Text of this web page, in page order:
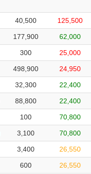
40,500 125,500
177,900 62,000
300 25,000
498,900 24,950
32,300 22,400
88,800 22,400
100 70,800
3,100 70,800
3,400 26,550
600 26,550